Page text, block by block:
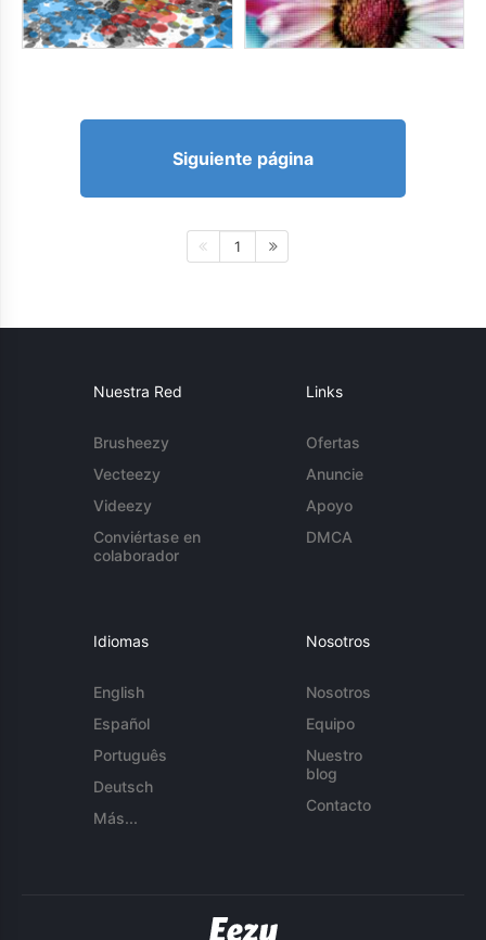
Siguiente página
1
Nuestra Red
Brusheezy
Vecteezy
Videezy
Conviértase en
colaborador
Links
Ofertas
Anuncie
Apoyo
DMCA
Idiomas
English
Español
Português
Deutsch
Más...
Nosotros
Nosotros
Equipo
Nuestro
blog
Contacto